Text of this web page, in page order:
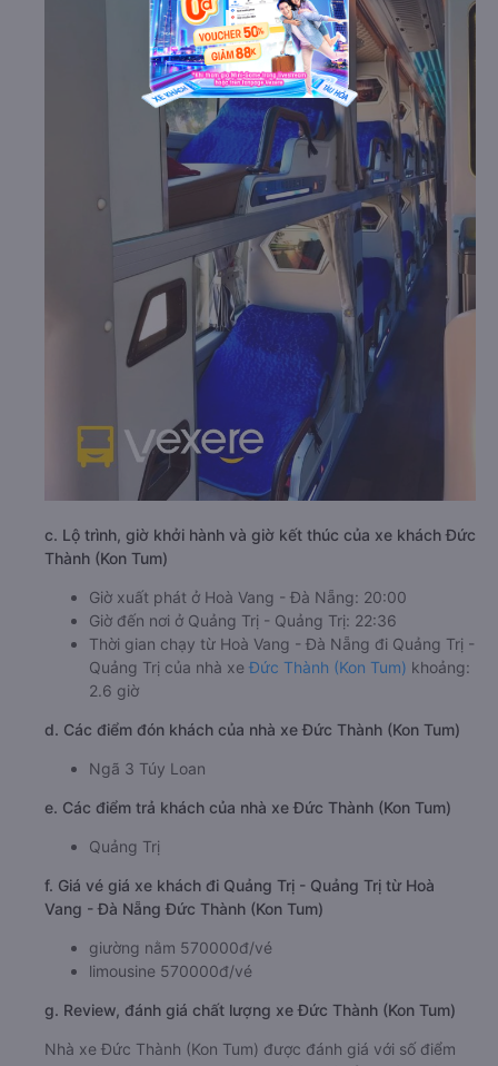
c. Lộ trình, giờ khởi hành và giờ kết thúc của xe khách Đức
Thành (Kon Tum)
Giờ xuất phát ở Hoà Vang - Đà Nẵng: 20:00
Giờ đến nơi ở Quảng Trị - Quảng Trị: 22:36
Thời gian chạy từ Hoà Vang - Đà Nẵng đi Quảng Trị -
Quảng Trị của nhà xe Đức Thành (Kon Tum) khoảng:
2.6 giờ
d. Các điểm đón khách của nhà xe Đức Thành (Kon Tum)
Ngã 3 Túy Loan
e. Các điểm trả khách của nhà xe Đức Thành (Kon Tum)
Quảng Trị
f. Giá vé giá xe khách đi Quảng Trị - Quảng Trị từ Hoà
Vang - Đà Nẵng Đức Thành (Kon Tum)
giường nằm 570000đ/vé
limousine 570000đ/vé
g. Review, đánh giá chất lượng xe Đức Thành (Kon Tum)
Nhà xe Đức Thành (Kon Tum) được đánh giá với số điểm